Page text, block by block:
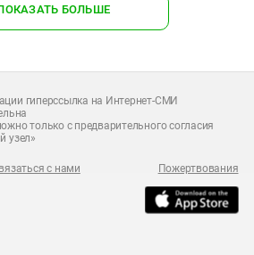
БОЛЬШЕ
гиперссылка на Интернет-СМИ
только с предварительного согласия
узел»
с нами Пожертвования